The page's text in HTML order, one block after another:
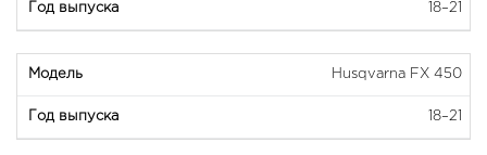
18–21
Husqvarna FX 450
18–21